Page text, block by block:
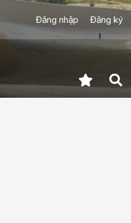
Đăng nhập Đăng ký